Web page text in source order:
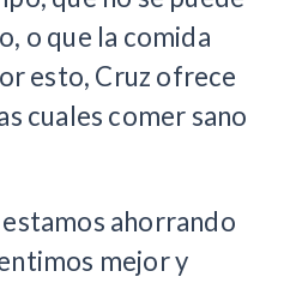
o que la comida
esto, Cruz ofrece
cuales comer sano
ahorrando
mejor y